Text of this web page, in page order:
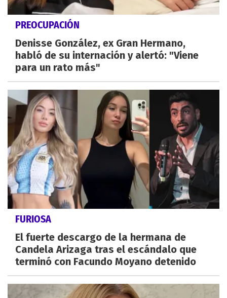
PREOCUPACIÓN
Denisse González, ex Gran Hermano,
habló de su internación y alertó: "Viene
para un rato más"
FURIOSA
El fuerte descargo de la hermana de
Candela Arizaga tras el escándalo que
terminó con Facundo Moyano detenido